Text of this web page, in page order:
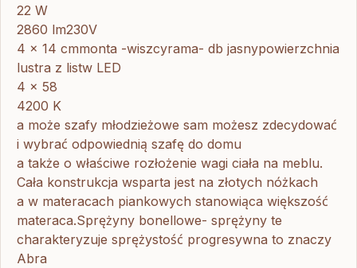
22 W
2860 lm230V
4 x 14 cmmonta -wiszcyrama- db jasnypowierzchnia
lustra z listw LED
4 x 58
4200 K
a może szafy młodzieżowe sam możesz zdecydować
i wybrać odpowiednią szafę do domu
a także o właściwe rozłożenie wagi ciała na meblu.
Cała konstrukcja wsparta jest na złotych nóżkach
a w materacach piankowych stanowiąca większość
materaca.Sprężyny bonellowe- sprężyny te
charakteryzuje sprężystość progresywna to znaczy
Abra